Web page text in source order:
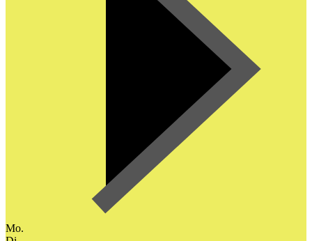
Mo.